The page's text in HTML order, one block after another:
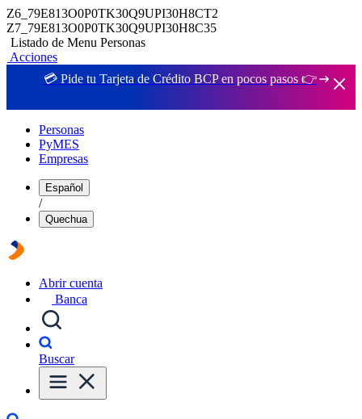
Z6_79E813O0P0TK30Q9UPI30H8CT2
Z7_79E813O0P0TK30Q9UPI30H8C35
Listado de Menu Personas
Acciones
💳 Pide tu Tarjeta de Crédito BCP en pocos pasos 👉
Personas
PyMES
Empresas
Español
/
Quechua
Abrir cuenta
Banca
Buscar